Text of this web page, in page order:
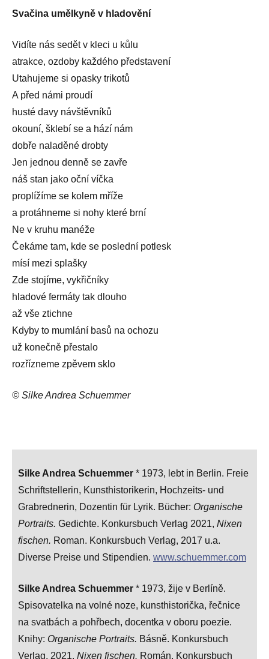
Svačina umělkyně v hladovění
Vidíte nás sedět v kleci u kůlu
atrakce, ozdoby každého představení
Utahujeme si opasky trikotů
A před námi proudí
husté davy návštěvníků
okouní, šklebí se a hází nám
dobře naladěné drobty
Jen jednou denně se zavře
náš stan jako oční víčka
proplížíme se kolem mříže
a protáhneme si nohy které brní
Ne v kruhu manéže
Čekáme tam, kde se poslední potlesk
mísí mezi splašky
Zde stojíme, vykřičníky
hladové fermáty tak dlouho
až vše ztichne
Kdyby to mumlání basů na ochozu
už konečně přestalo
rozřízneme zpěvem sklo
© Silke Andrea Schuemmer
Silke Andrea Schuemmer * 1973, lebt in Berlin. Freie
Schriftstellerin, Kunsthistorikerin, Hochzeits- und
Grabrednerin, Dozentin für Lyrik. Bücher: Organische
Portraits. Gedichte. Konkursbuch Verlag 2021, Nixen
fischen. Roman. Konkursbuch Verlag, 2017 u.a.
Diverse Preise und Stipendien. www.schuemmer.com
Silke Andrea Schuemmer * 1973, žije v Berlíně.
Spisovatelka na volné noze, kunsthistorička, řečnice
na svatbách a pohřbech, docentka v oboru poezie.
Knihy: Organische Portraits. Básně. Konkursbuch
Verlag, 2021. Nixen fischen. Román. Konkursbuch